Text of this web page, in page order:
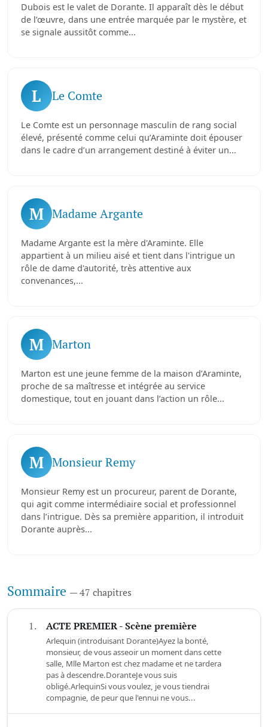
Dubois est le valet de Dorante. Il apparaît dès le début
de l’œuvre, dans une entrée marquée par le mystère, et
se signale aussitôt comme...
L Le Comte
Le Comte est un personnage masculin de rang social
élevé, présenté comme celui qu’Araminte doit épouser
dans le cadre d’un arrangement destiné à éviter un...
M Madame Argante
Madame Argante est la mère d'Araminte. Elle
appartient à un milieu aisé et tient dans l'intrigue un
rôle de dame d'autorité, très attentive aux
convenances,...
M Marton
Marton est une jeune femme de la maison d’Araminte,
proche de sa maîtresse et intégrée au service
domestique, tout en jouant dans l’action un rôle...
M Monsieur Remy
Monsieur Remy est un procureur, parent de Dorante,
qui agit comme intermédiaire social et professionnel
dans l’intrigue. Dès sa première apparition, il introduit
Dorante auprès...
Sommaire — 47 chapitres
1. ACTE PREMIER - Scène première
Arlequin (introduisant Dorante)Ayez la bonté,
monsieur, de vous asseoir un moment dans cette
salle, Mlle Marton est chez madame et ne tardera
pas à descendre.DoranteJe vous suis
obligé.ArlequinSi vous voulez, je vous tiendrai
compagnie, de peur que l'ennui ne vous...